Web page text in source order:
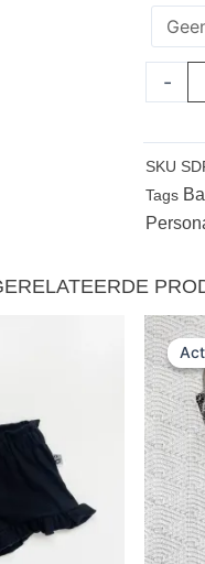
-
SKU
Tags
€5,99.